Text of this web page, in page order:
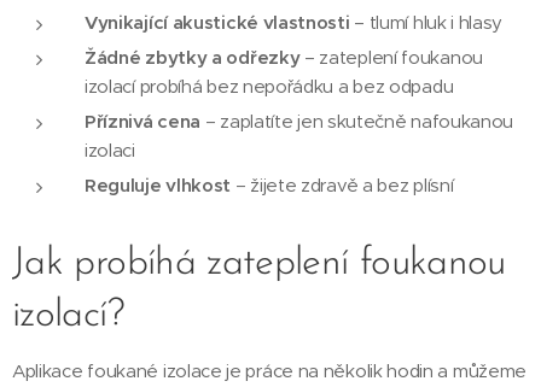
Vynikající akustické vlastnosti – tlumí hluk i hlasy
Žádné zbytky a odřezky– zateplení foukanou
izolací probíhá bez nepořádku a bez odpadu
Příznivá cena – zaplatíte jen skutečně nafoukanou
izolaci
Reguluje vlhkost – žijete zdravě a bez plísní
Jak probíhá zateplení foukanou
izolací?
Aplikace foukané izolace je práce na několik hodin a můžeme